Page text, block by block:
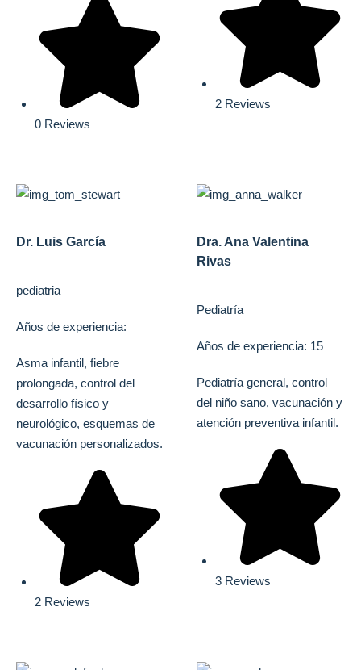
0 Reviews
2 Reviews
Dr. Luis García
pediatria
Años de experiencia:
Asma infantil, fiebre
prolongada, control del
desarrollo físico y
neurológico, esquemas de
vacunación personalizados.
2 Reviews
Dra. Ana Valentina
Rivas
Pediatría
Años de experiencia: 15
Pediatría general, control
del niño sano, vacunación y
atención preventiva infantil.
3 Reviews